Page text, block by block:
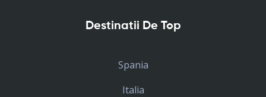
Destinatii De Top
Spania
Italia